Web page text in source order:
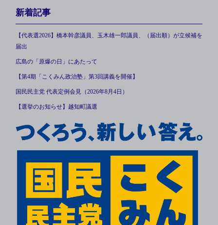
新着記事
【代表選2026】橋本幹彦議員、玉木雄一郎議員、（届出順）が立候補を
届出
広島の「原爆の日」にあたって
【第4期「こくみん政治塾」第3回講義を開催】
国民民主党 代表定例会見（2026年8月4日）
【選挙のお知らせ】越知町議選